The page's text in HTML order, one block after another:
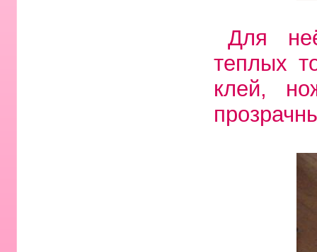
Для
теплых
клей,